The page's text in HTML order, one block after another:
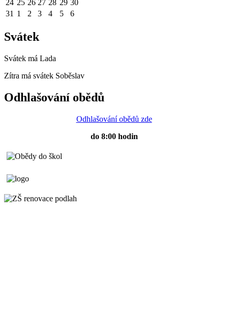
24 25 26 27 28 29 30
31 1 2 3 4 5 6
Svátek
Svátek má Lada
Zítra má svátek Soběslav
Odhlašování obědů
Odhlašování obědů zde
do 8:00 hodin